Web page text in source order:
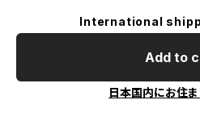
International
Add to
日本国内にお住